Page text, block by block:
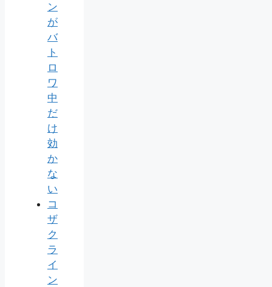
ン
が
バ
ト
ロ
ワ
中
だ
け
効
か
な
い
コ
ザ
ク
ラ
イ
ン